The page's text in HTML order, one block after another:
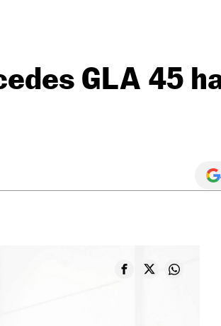
GLA 45